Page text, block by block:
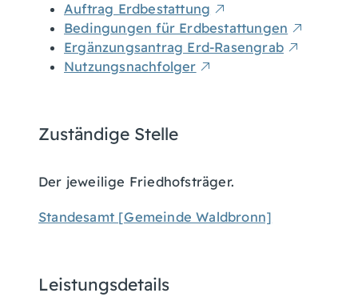
Auftrag Erdbestattung
Bedingungen für Erdbestattungen
Ergänzungsantrag Erd-Rasengrab
Nutzungsnachfolger
Zuständige Stelle
Der jeweilige Friedhofsträger.
Standesamt [Gemeinde Waldbronn]
Leistungsdetails